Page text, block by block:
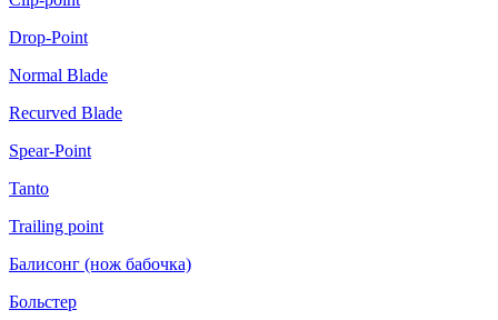
Drop-Point
Normal Blade
Recurved Blade
Spear-Point
Tanto
Trailing point
Балисонг (нож бабочка)
Больстер